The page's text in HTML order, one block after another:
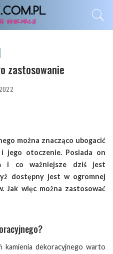
zastosowanie
można znacząco ubogacić
jego otoczenie. Posiada on
i co ważniejsze dziś jest
dostępny jest w ogromnej
Jak więc można zastosować
kamienia dekoracyjnego warto